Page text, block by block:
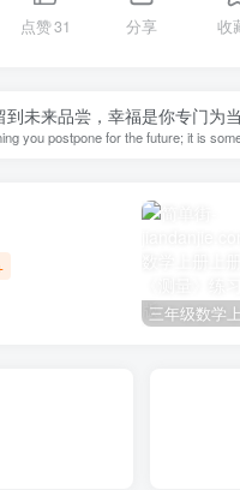
点赞31 分享 收
到未来品尝，幸福是你专门为
you postpone for the future; it is